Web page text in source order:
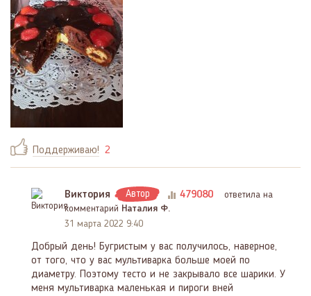
Поддерживаю! 2
Виктория Автор 479080
ответила на
комментарий Наталия Ф.
31 марта 2022 9:40
Добрый день! Бугристым у вас получилось, наверное,
от того, что у вас мультиварка больше моей по
диаметру. Поэтому тесто и не закрывало все шарики. У
меня мультиварка маленькая и пироги вней